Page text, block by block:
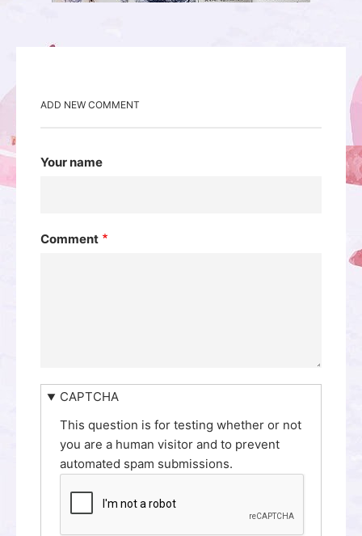
ADD NEW COMMENT
Your name
Comment
CAPTCHA
This question is for testing whether or not
you are a human visitor and to prevent
automated spam submissions.